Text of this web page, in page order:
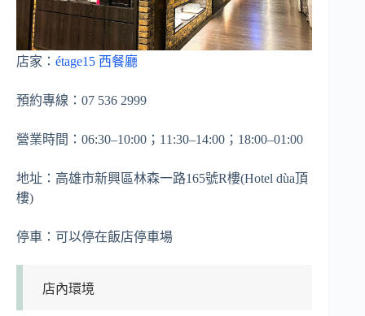
店家： étage15 西餐廳
預約專線：07 536 2999
營業時間：06:30–10:00；11:30–14:00；18:00–01:00
地址：高雄市新興區林森一路165號R樓(Hotel dùa頂
樓)
停車：可以停在飯店停車場
店內環境